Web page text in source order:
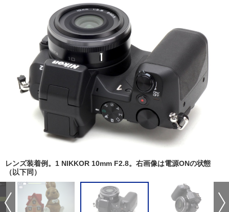
レンズ装着例。1 NIKKOR 10mm F2.8。右画像は電源ONの状態
（以下同）